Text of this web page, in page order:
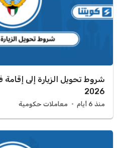
شروط تحويل الزيارة إلى
2026
منذ 6 أيام معاملات حكومية